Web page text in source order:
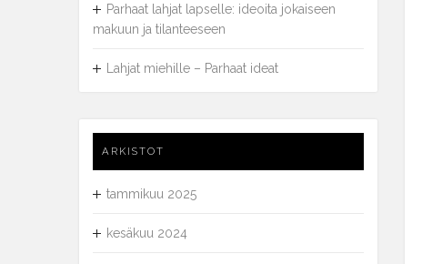
Parhaat lahjat lapselle: ideoita jokaiseen
makuun ja tilanteeseen
Lahjat miehille – Parhaat ideat
ARKISTOT
tammikuu 2025
kesäkuu 2024